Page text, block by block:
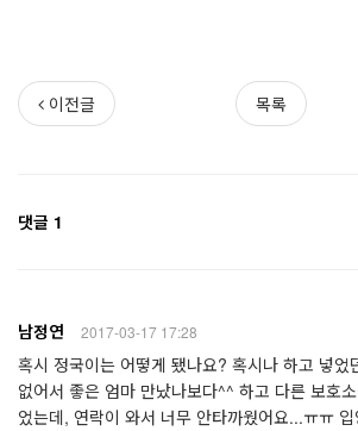
이전글 목록
댓글 1
남정연 2017-03-17 17:28
혹시 정국이는 어떻게 됐나요? 혹시나 하고 넣었
없어서 좋은 엄마 만났나보다^^ 하고 다른 보호
었는데, 연락이 와서 너무 안타까웠어요...ㅠㅠ